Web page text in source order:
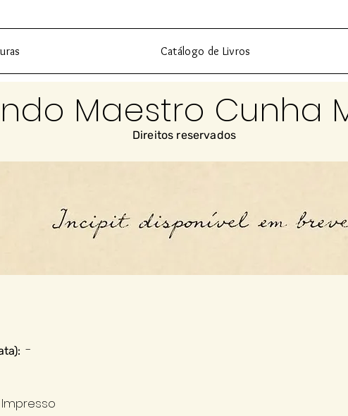
Catálogo de Livros
Maestro Cunha
Direitos reservados
-
Impresso